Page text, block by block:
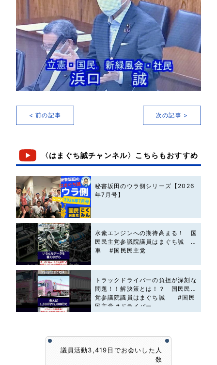
< 前の記事 次の記事 >
〈はまぐち誠チャンネル〉こちらもおすすめ
秘書坂田のウラ側シリーズ【2026
年7月号】
水素エンジンへの期待高まる！ 国
民民主党参議院議員はまぐち誠 #
車 #国民民主党
トラックドライバーの負担が深刻な
問題！！解決策とは！？ 国民民主
党参議院議員はまぐち誠 #国民
民主党 #ドライバー
議員活動3,419日でお会いした人
数